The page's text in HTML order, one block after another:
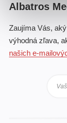
Albatros
Zaujíma Vás,
výhodná zľava,
našich e-